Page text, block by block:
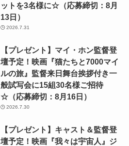
ットを3名様に☆（応募締切：8月
13日）
2026.7.31
【プレゼント】マイ・ホン監督登
壇予定！映画『猫たちと7000マイ
ルの旅』監督来日舞台挨拶付き一
般試写会に15組30名様ご招待
☆（応募締切：8月16日）
2026.7.30
【プレゼント】キャスト＆監督登
壇予定！映画『我々は宇宙人』ジ